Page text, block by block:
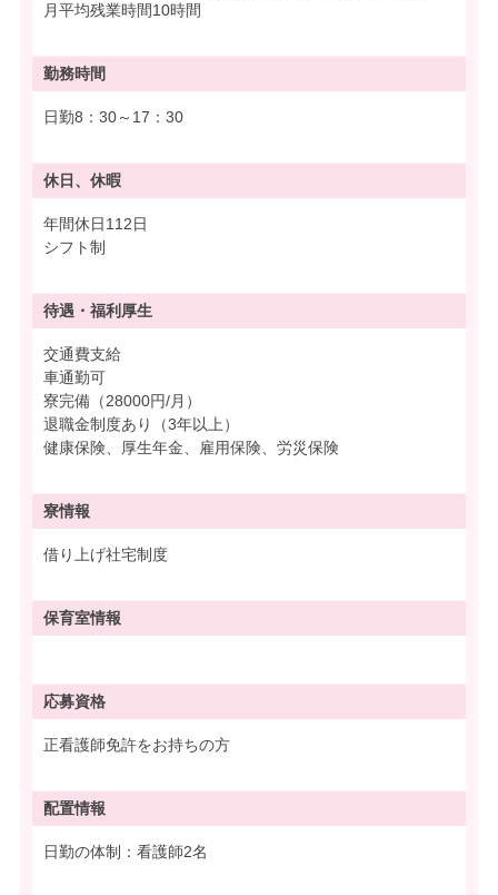
月平均残業時間10時間
勤務時間
日勤8：30～17：30
休日、休暇
年間休日112日
シフト制
待遇・ 福利厚生
交通費支給
車通勤可
寮完備（28000円/月）
退職金制度あり（3年以上）
健康保険、厚生年金、雇用保険、労災保険
寮情報
借り上げ社宅制度
保育室情報
応募資格
正看護師免許をお持ちの方
配置情報
日勤の体制：看護師2名